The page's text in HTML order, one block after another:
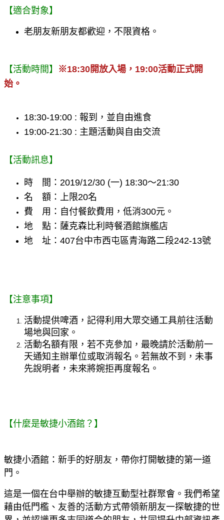
【適合對象】
老朋友新朋友都歡迎，不限資格。
【活動時間】 ※18:30開放入場，19:00活動正式開
始。
18:30-19:00 : 報到，並自由進食
19:00-21:30 : 主題活動與自由交流
【活動訊息】
時　間：2019/12/30 (一) 18:30～21:30
名　額：上限20名
費　用：自付餐飲費用，低消300元。
地　點： 薩克森比利時餐酒館旗艦店
地
址 ： 407台中市西屯區青海路二段242-13號
【注意事項】
活動提供啤酒，記得利用大眾交通工具前往活動
場地與回家。
活動名額有限，若不克參加，最晚請於活動前一
天通知主辦單位或取消報名。若無故不到，未事
先說明者，未來將婉拒再度報名。
【什麼是敏捷小酒館？】
敏捷小酒館：新手的好朋友，帶你打開敏捷的第一道
門。
這是一個在台中舉辦的敏捷互動型社群聚會。我們希望
藉由低門檻、友善的活動方式帶領新朋友一探敏捷的世